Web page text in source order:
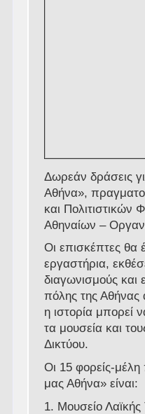
Δωρεάν δράσεις
Αθήνα»,
και
Αθηναίων –
Οι επισκέπτες θα
εργαστήρια,
διαγωνισμούς και
πόλης της Αθήνας
η ιστορία μπορεί
τα μουσεία και
Δικτύου.
Οι 15 φορείς-
μας Αθήνα» είναι:
1. Μουσείο